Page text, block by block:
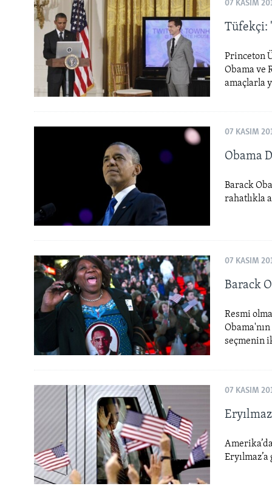
SANAT
07 KASIM
Tüfekçi:
Princeton
Obama ve
amaçlarla
07 KASIM
Obama
Barack
rahatlıkla
07 KASIM
Barack
Resmi
seçmenin
07 KASIM